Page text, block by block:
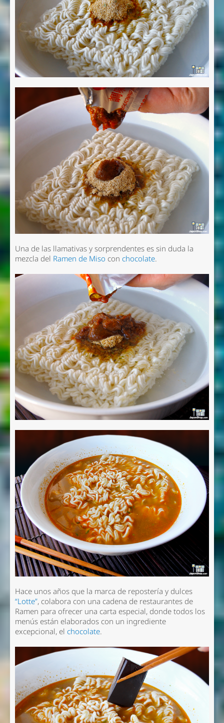
Una de las llamativas y sorprendentes es sin duda la
mezcla del Ramen de Miso con chocolate.
Hace unos años que la marca de repostería y dulces
“Lotte”, colabora con una cadena de restaurantes de
Ramen para ofrecer una carta especial, donde todos los
menús están elaborados con un ingrediente
excepcional, el chocolate.